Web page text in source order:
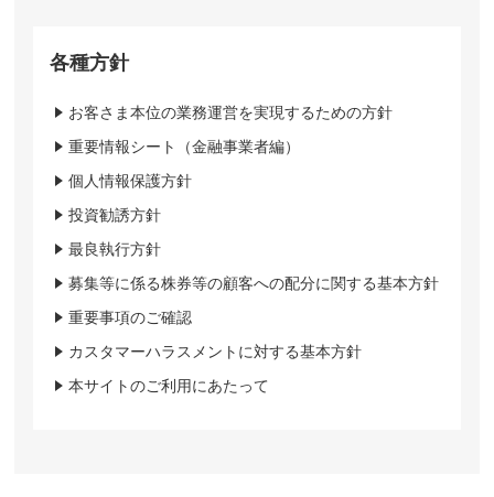
各種方針
お客さま本位の業務運営を実現するための方針
重要情報シート（金融事業者編）
個人情報保護方針
投資勧誘方針
最良執行方針
募集等に係る株券等の顧客への配分に関する基本方針
重要事項のご確認
カスタマーハラスメントに対する基本方針
本サイトのご利用にあたって